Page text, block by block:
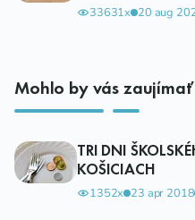
33631x 20 aug
Mohlo by vás zaujímať
TRI DNI
KOŠICIACH
1352x 23 apr 2018